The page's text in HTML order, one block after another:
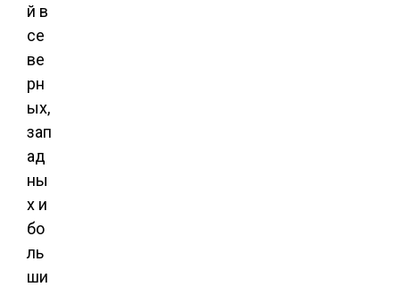
й в
се
ве
рн
ых,
зап
ад
ны
х и
бо
ль
ши